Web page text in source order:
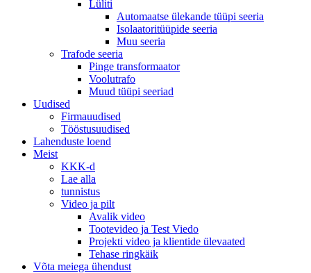
Lüliti
Automaatse ülekande tüüpi seeria
Isolaatoritüüpide seeria
Muu seeria
Trafode seeria
Pinge transformaator
Voolutrafo
Muud tüüpi seeriad
Uudised
Firmauudised
Tööstusuudised
Lahenduste loend
Meist
KKK-d
Lae alla
tunnistus
Video ja pilt
Avalik video
Tootevideo ja Test Viedo
Projekti video ja klientide ülevaated
Tehase ringkäik
Võta meiega ühendust